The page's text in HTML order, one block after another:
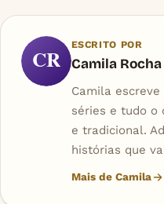
CR
ESCRITO POR
Camila Rocha
Camila
séries e tudo o
e tradicional.
histórias que
Mais de Camila